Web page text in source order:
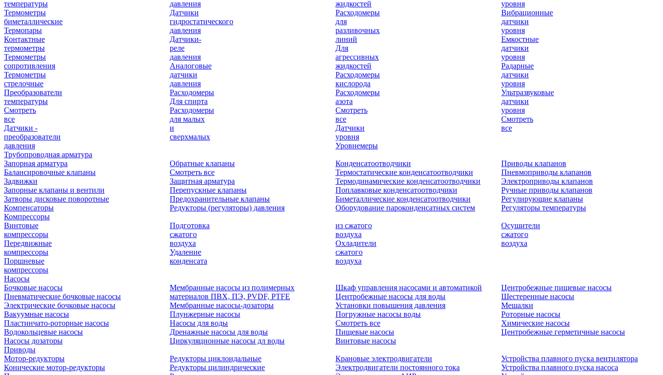
температуры
Термометры
биметаллические
Термопары
Контактные
термометры
Термометры
сопротивления
Термометры
стрелочные
Преобразователи
температуры
Смотреть
все
Датчики -
преобразователи
давления
давления
Датчики
гидростатического
давления
Датчики-
реле
давления
Аналоговые
датчики
давления
Расходомеры
Для спирта
Расходомеры
для малых
и
сверхмалых
жидкостей
Расходомеры
для
разливочных
линий
Для
агрессивных
жидкостей
Расходомеры
кислорода
Расходомеры
азота
Смотреть
все
Датчики
уровня
Уровнемеры
уровня
Вибрационные
датчики
уровня
Емкостные
датчики
уровня
Радарные
датчики
уровня
Ультразвуковые
датчики
уровня
Смотреть
все
Трубопроводная арматура
Запорная арматура
Балансировочные клапаны
Задвижки
Запорные клапаны и вентили
Затворы дисковые поворотные
Компенсаторы
Обратные клапаны
Смотреть все
Защитная арматура
Перепускные клапаны
Предохранительные клапаны
Редукторы (регуляторы) давления
Конденсатоотводчики
Термостатические конденсатоотводчики
Термодинамические конденсатоотводчики
Поплавковые конденсатоотводчики
Биметаллические конденсатоотводчики
Оборудование пароконденсатных систем
Приводы клапанов
Пневмоприводы клапанов
Электроприводы клапанов
Ручные приводы клапанов
Регулирующие клапаны
Регуляторы температуры
Компрессоры
Винтовые
компрессоры
Передвижные
компрессоры
Поршневые
компрессоры
Подготовка
сжатого
воздуха
Удаление
конденсата
из сжатого
воздуха
Охладители
сжатого
воздуха
Осушители
сжатого
воздуха
Насосы
Бочковые насосы
Пневматические бочковые насосы
Электрические бочковые насосы
Вакуумные насосы
Пластинчато-роторные насосы
Водокольцевые насосы
Насосы дозаторы
Мембранные насосы из полимерных
материалов ПВХ, ПЭ, PVDF, PTFE
Мембранные насосы-дозаторы
Плунжерные насосы
Насосы для воды
Дренажные насосы для воды
Циркуляционные насосы дл воды
Шкаф управления насосами и автоматикой
Центробежные насосы для воды
Установки повышения давления
Погружные насосы воды
Смотреть все
Пищевые насосы
Винтовые насосы
Центробежные пищевые насосы
Шестеренные насосы
Мешалки
Роторные насосы
Химические насосы
Центробежные герметичные насосы
Приводы
Мотор-редукторы
Конические мотор-редукторы
Редукторы циклоидальные
Редукторы цилиндрические
Крановые электродвигатели
Электродвигатели постоянного тока
Устройства плавного пуска вентилятора
Устройства плавного пуска насоса